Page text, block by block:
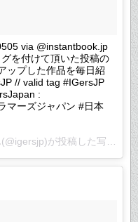
via @instantbook.jp
を付けて頂いた投稿の
ップした作品を毎日紹
// valid tag #IGersJP
:
マーズジャパン #日本
instagramersJapan ☺︎ IGersJPさん(@igersjp)が投稿した写真 –